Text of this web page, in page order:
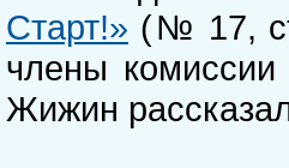
Старт!» (№ 17,
члены
Жижин